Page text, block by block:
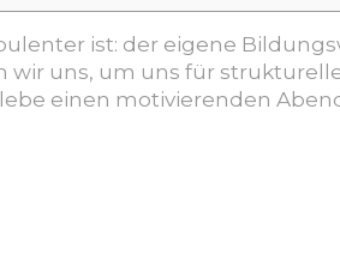
ist: der eigene
wir uns, um uns für
einen motivierenden